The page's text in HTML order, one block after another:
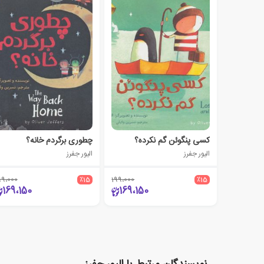
کسی پنگوئن گم نکرده؟
الیور جفرز
٪15 199،000
169،150
چطوری برگردم خانه؟
الیور جفرز
٪15
169،150